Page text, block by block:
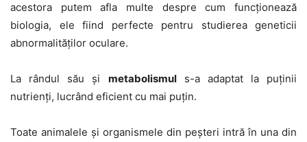
acestora putem afla multe despre cum funcționează
biologia, ele fiind perfecte pentru studierea geneticii
abnormalităților oculare.
La rândul său și metabolismuls-a adaptat la puținii
nutrienți, lucrând eficient cu mai puțin.
Toate animalele și organismele din peșteri intră în una din